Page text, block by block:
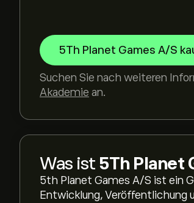
5Th Planet Games A/S
Suchen Sie nach weiteren
Akademie an.
Was ist 5Th Planet
5th Planet Games A/S ist ein
Entwicklung, Veröffentlichung